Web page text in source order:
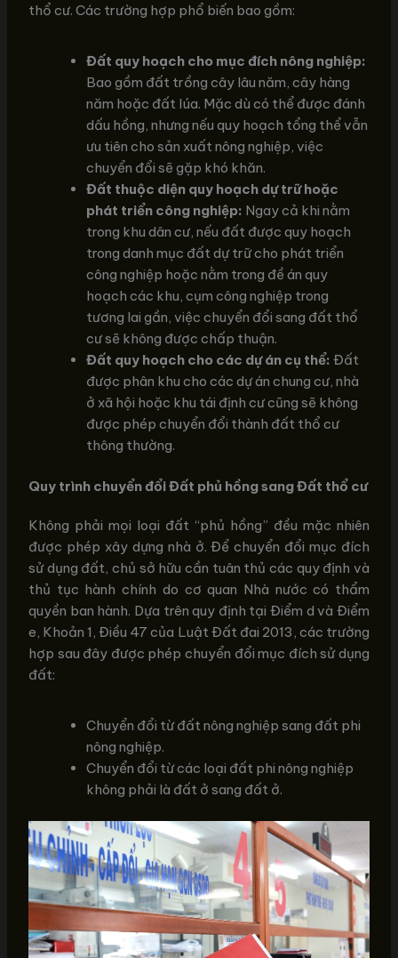
thổ cư. Các trường hợp phổ biến bao gồm:
Đất quy hoạch cho mục đích nông nghiệp:
Bao gồm đất trồng cây lâu năm, cây hàng
năm hoặc đất lúa. Mặc dù có thể được đánh
dấu hồng, nhưng nếu quy hoạch tổng thể vẫn
ưu tiên cho sản xuất nông nghiệp, việc
chuyển đổi sẽ gặp khó khăn.
Đất thuộc diện quy hoạch dự trữ hoặc
phát triển công nghiệp: Ngay cả khi nằm
trong khu dân cư, nếu đất được quy hoạch
trong danh mục đất dự trữ cho phát triển
công nghiệp hoặc nằm trong đề án quy
hoạch các khu, cụm công nghiệp trong
tương lai gần, việc chuyển đổi sang đất thổ
cư sẽ không được chấp thuận.
Đất quy hoạch cho các dự án cụ thể: Đất
được phân khu cho các dự án chung cư, nhà
ở xã hội hoặc khu tái định cư cũng sẽ không
được phép chuyển đổi thành đất thổ cư
thông thường.
Quy trình chuyển đổi Đất phủ hồng sang Đất thổ cư
Không phải mọi loại đất “phủ hồng” đều mặc nhiên
được phép xây dựng nhà ở. Để chuyển đổi mục đích
sử dụng đất, chủ sở hữu cần tuân thủ các quy định và
thủ tục hành chính do cơ quan Nhà nước có thẩm
quyền ban hành. Dựa trên quy định tại Điểm d và Điểm
e, Khoản 1, Điều 47 của Luật Đất đai 2013, các trường
hợp sau đây được phép chuyển đổi mục đích sử dụng
đất:
Chuyển đổi từ đất nông nghiệp sang đất phi
nông nghiệp.
Chuyển đổi từ các loại đất phi nông nghiệp
không phải là đất ở sang đất ở.